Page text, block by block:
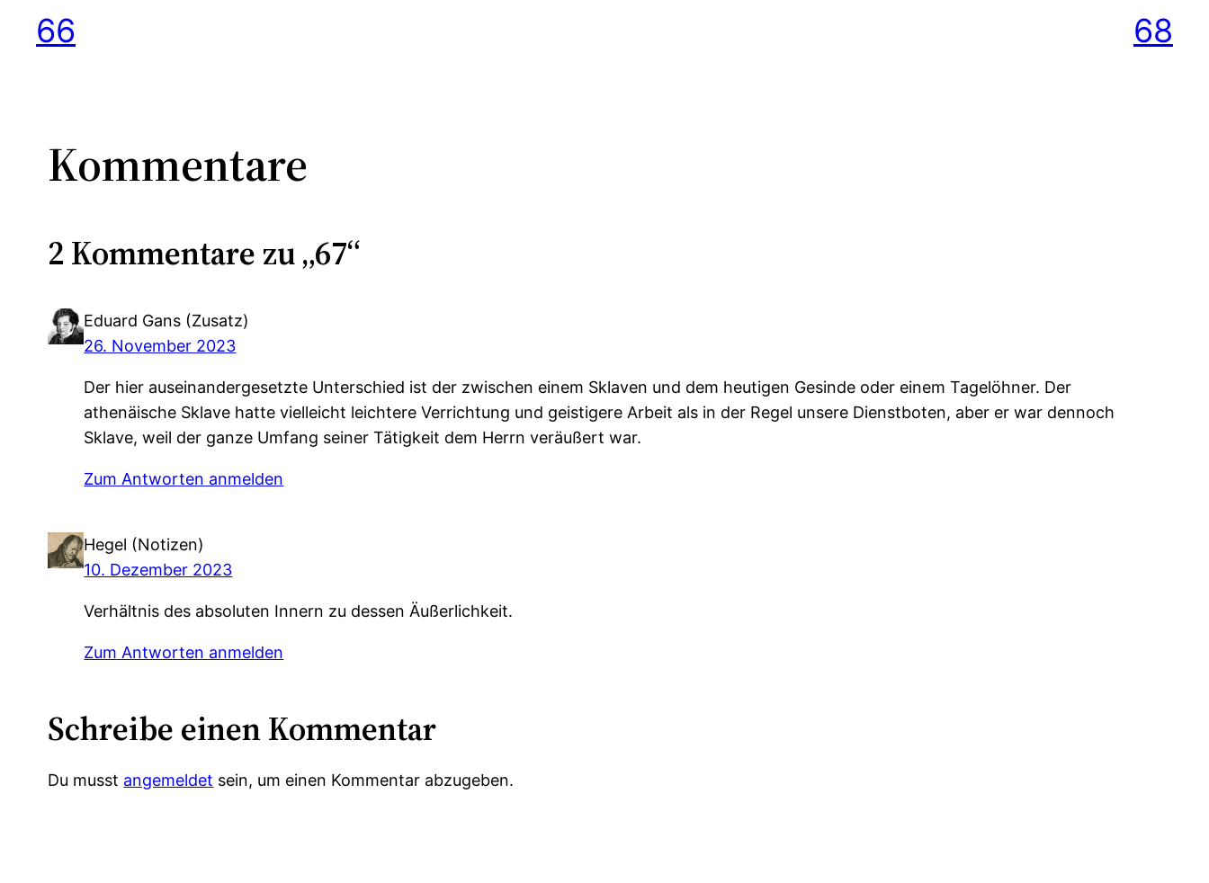
66 68
Kommentare
2 Kommentare zu „67“
Eduard Gans (Zusatz)
26. November 2023
Der hier auseinandergesetzte Unterschied ist der zwischen einem Sklaven und dem heutigen Gesinde oder einem Tagelöhner. Der
athenäische Sklave hatte vielleicht leichtere Verrichtung und geistigere Arbeit als in der Regel unsere Dienstboten, aber er war dennoch
Sklave, weil der ganze Umfang seiner Tätigkeit dem Herrn veräußert war.
Zum Antworten anmelden
Hegel (Notizen)
10. Dezember 2023
Verhältnis des absoluten Innern zu dessen Äußerlichkeit.
Zum Antworten anmelden
Schreibe einen Kommentar
Du musst angemeldet sein, um einen Kommentar abzugeben.